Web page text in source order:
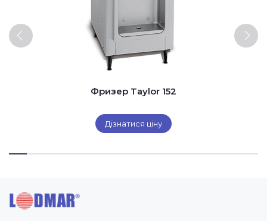
Фризер Taylor 152
Дізнатися ціну